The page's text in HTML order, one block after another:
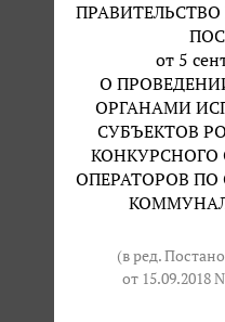
от 5
О
ОРГАНАМИ
СУБЪЕКТОВ
КОНКУРСНОГО
ОПЕРАТОРОВ
(в ред.
от 15.09.2018